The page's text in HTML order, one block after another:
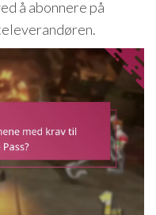
å abonnere på